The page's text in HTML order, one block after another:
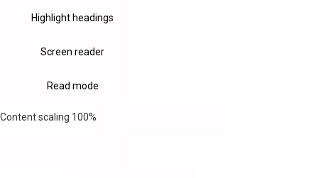
Highlight headings
Screen reader
Read mode
Content scaling 100%